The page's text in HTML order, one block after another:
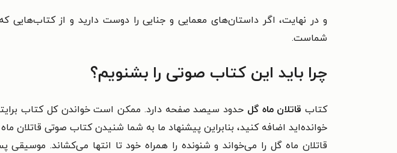
و در نهایت، اگر داستان‌های معمایی و جنایی را دوست دارید و از
شماست.
چرا باید این کتاب صوتی را بشنویم؟
کتاب قاتلان ماه گل حدود سیصد صفحه دارد. ممکن است خواندن کل کتاب
خوانده‌اید اضافه کنید، بنابراین پیشنهاد ما به شما شنیدن کتاب صوتی
قاتلان ماه گل را می‌خواند و شنونده را همراه خود تا انتها می‌کشاند.